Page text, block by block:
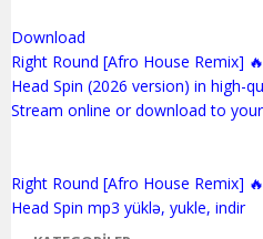
Download
Right Round [Afro House Remix]
Head Spin (2026 version) in high-
Stream online or download to
Right Round [Afro House Remix]